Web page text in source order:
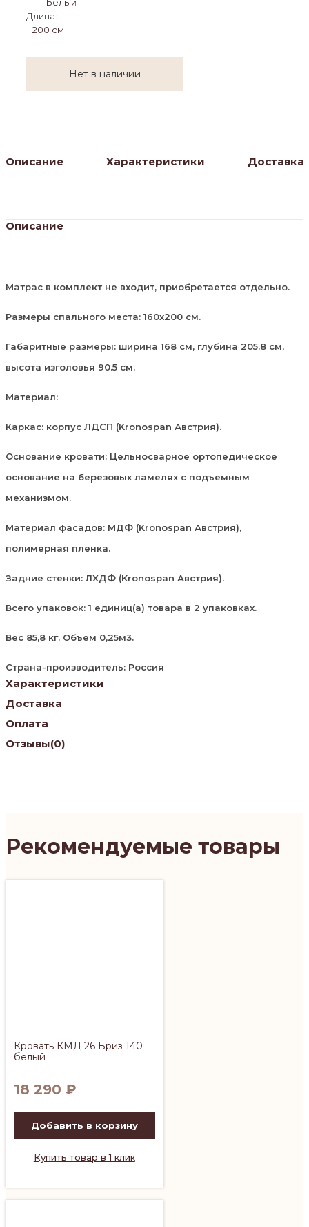
Длина:
200 см
Нет в наличии
Описание Характеристики Доставка
Описание
Матрас в комплект не входит, приобретается отдельно.
Размеры спального места: 160х200 см.
Габаритные размеры: ширина 168 см, глубина 205.8 см,
высота изголовья 90.5 см.
Материал:
Каркас: корпус ЛДСП (Kronospan Австрия).
Основание кровати: Цельносварное ортопедическое
основание на березовых ламелях с подъемным
механизмом.
Материал фасадов: МДФ (Kronospan Австрия),
полимерная пленка.
Задние стенки: ЛХДФ (Kronospan Австрия).
Всего упаковок: 1 единиц(а) товара в 2 упаковках.
Вес 85,8 кг. Объем 0,25м3.
Страна-производитель: Россия
Характеристики
Доставка
Оплата
Отзывы(0)
Рекомендуемые товары
Кровать КМД 26 Бриз 140
белый
18 290 ₽
Добавить в корзину
Купить товар в 1 клик